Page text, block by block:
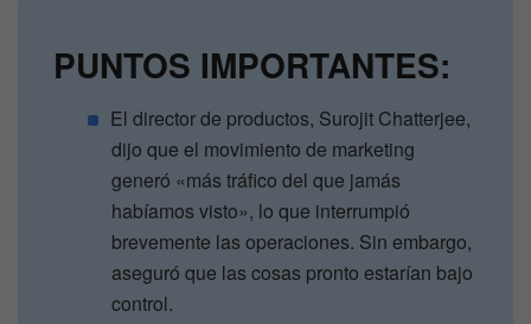
PUNTOS IMPORTANTES:
El director de productos, Surojit Chatterjee,
dijo que el movimiento de marketing
generó «más tráfico del que jamás
habíamos visto», lo que interrumpió
brevemente las operaciones. Sin embargo,
aseguró que las cosas pronto estarían bajo
control.